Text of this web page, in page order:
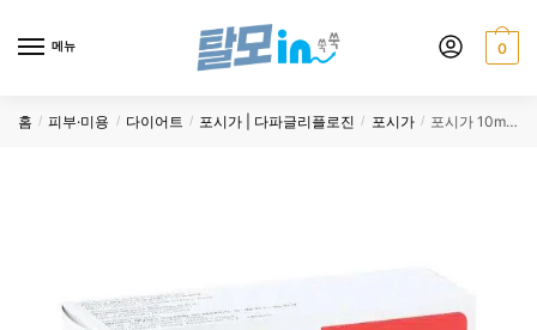
메뉴 0
홈 / 피부·미용 / 다이어트 / 포시가 | 다파글리플로진 / 포시가 / 포시가 10mg 168정